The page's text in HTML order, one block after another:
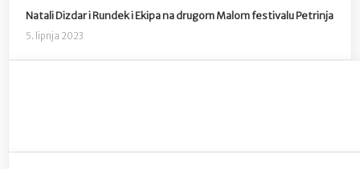
Natali Dizdar i Rundek i Ekipa na drugom Malom festivalu Petrinja
5. lipnja 2023